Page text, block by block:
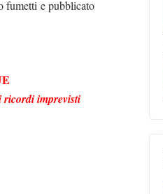
fumetti e pubblicato
ricordi imprevisti